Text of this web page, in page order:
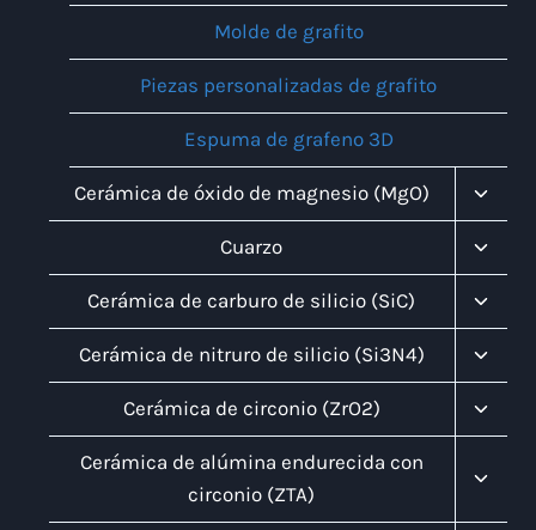
Molde de grafito
Piezas personalizadas de grafito
Espuma de grafeno 3D
Cerámica de óxido de magnesio (MgO)
Menú
Cuarzo
Menú
Cerámica de carburo de silicio (SiC)
Menú
Cerámica de nitruro de silicio (Si3N4)
Menú
Cerámica de circonio (ZrO2)
Menú
Cerámica de alúmina endurecida con
circonio (ZTA)
Menú